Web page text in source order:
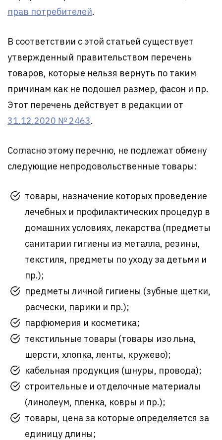
прав потребителей.
В соответствии с этой статьей существует
утвержденный правительством перечень
товаров, которые нельзя вернуть по таким
причинам как не подошел размер, фасон и пр.
Этот перечень действует в редакции от
31.12.2020 № 2463.
Согласно этому перечню, не подлежат обмену
следующие непродовольственные товары:
товары, назначение которых проведение
лечебных и профилактических процедур в
домашних условиях, лекарства (предметы
санитарии гигиены из металла, резины,
текстиля, предметы по уходу за детьми и
пр.);
предметы личной гигиены (зубные щетки,
расчески, парики и пр.);
парфюмерия и косметика;
текстильные товары (товары изо льна,
шерсти, хлопка, ленты, кружево);
кабельная продукция (шнуры, провода);
строительные и отделочные материалы
(линолеум, пленка, ковры и пр.);
товары, цена за которые определяется за
единицу длины;